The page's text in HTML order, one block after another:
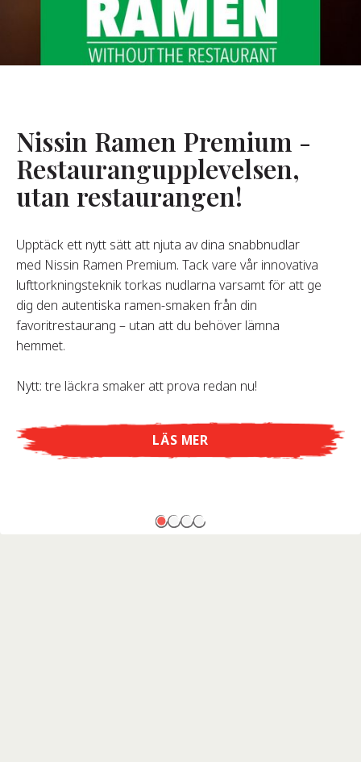
Vanliga
Nissin Ramen Premium -
Restaurangupplevelsen,
utan restaurangen!
Upptäck ett nytt sätt att njuta av dina snabbnudlar
med Nissin Ramen Premium. Tack vare vår innovativa
lufttorkningsteknik torkas nudlarna varsamt för att ge
dig den autentiska ramen-smaken från din
favoritrestaurang – utan att du behöver lämna
hemmet.
Nytt: tre läckra smaker att prova redan nu!
LÄS MER